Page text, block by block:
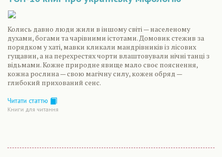
Колись давно люди жили в іншому світі — населеному
духами, богами та чарівними істотами. Домовик стежив за
порядком у хаті, мавки кликали мандрівників із лісових
гущавин, а на перехрестях чорти влаштовували нічні танці з
відьмами. Кожне природне явище мало своє пояснення,
кожна рослина — свою магічну силу, кожен обряд —
глибокий прихований сенс.
Читати статтю
Книги для читання